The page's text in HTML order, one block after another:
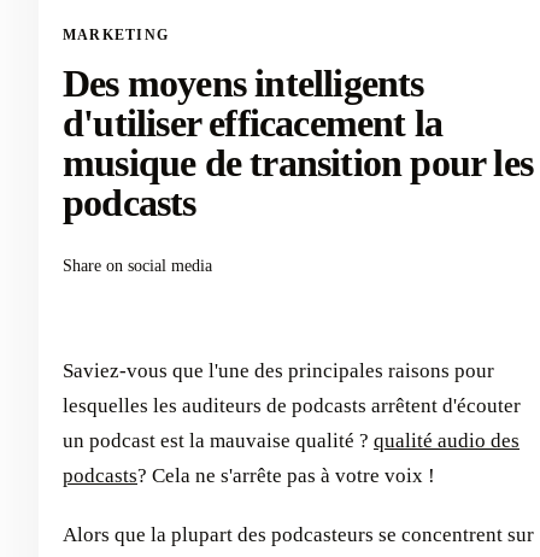
MARKETING
Des moyens intelligents
d'utiliser efficacement la
musique de transition pour les
podcasts
Share on social media
Saviez-vous que l'une des principales raisons pour
lesquelles les auditeurs de podcasts arrêtent d'écouter
un podcast est la mauvaise qualité ? qualité audio des
podcasts? Cela ne s'arrête pas à votre voix !
Alors que la plupart des podcasteurs se concentrent sur